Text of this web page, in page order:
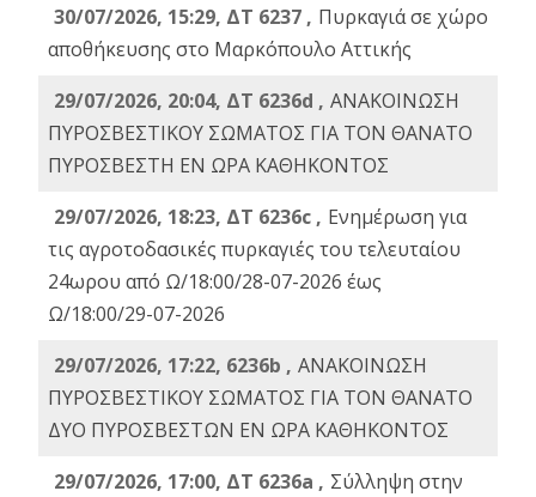
30/07/2026, 15:29, ΔΤ 6237 , Πυρκαγιά σε χώρο
αποθήκευσης στο Μαρκόπουλο Αττικής
29/07/2026, 20:04, ΔΤ 6236d , ΑΝΑΚΟΙΝΩΣΗ
ΠΥΡΟΣΒΕΣΤΙΚΟΥ ΣΩΜΑΤΟΣ ΓΙΑ ΤΟΝ ΘΑΝΑΤΟ
ΠΥΡΟΣΒΕΣΤΗ ΕΝ ΩΡΑ ΚΑΘΗΚΟΝΤΟΣ
29/07/2026, 18:23, ΔΤ 6236c , Ενημέρωση για
τις αγροτοδασικές πυρκαγιές του τελευταίου
24ωρου από Ω/18:00/28-07-2026 έως
Ω/18:00/29-07-2026
29/07/2026, 17:22, 6236b , ΑΝΑΚΟΙΝΩΣΗ
ΠΥΡΟΣΒΕΣΤΙΚΟΥ ΣΩΜΑΤΟΣ ΓΙΑ ΤΟΝ ΘΑΝΑΤΟ
ΔΥΟ ΠΥΡΟΣΒΕΣΤΩΝ ΕΝ ΩΡΑ ΚΑΘΗΚΟΝΤΟΣ
29/07/2026, 17:00, ΔΤ 6236a , Σύλληψη στην